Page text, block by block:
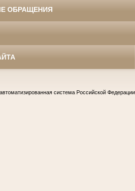
ОБРАЩЕНИЯ
система Российской